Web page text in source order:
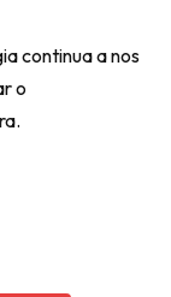
continua a nos
o